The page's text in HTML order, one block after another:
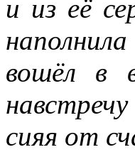
и из её
вошёл в
сияя от